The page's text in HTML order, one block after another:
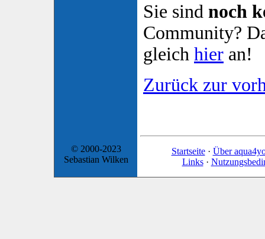
Sie sind noch
Community?
gleich hier an!
Zurück zur
© 2000-2023
Sebastian Wilken
Startseite· Über
Links·